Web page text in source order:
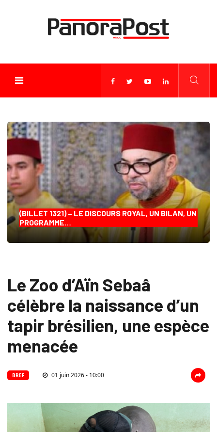
(BILLET 1321) – LE DISCOURS ROYAL, UN BILAN, UN
PROGRAMME…
Le Zoo d’Aïn Sebaâ
célèbre la naissance d’un
tapir brésilien, une espèce
menacée
BREF 01 juin 2026 - 10:00